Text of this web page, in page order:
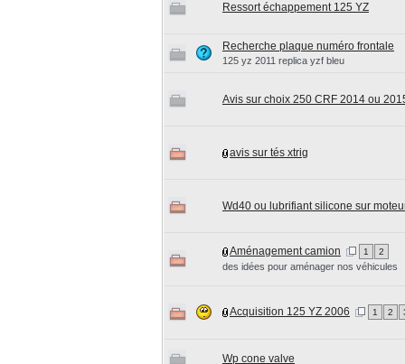
Ressort échappement 125 YZ
Recherche plaque numéro frontale
125 yz 2011 replica yzf bleu
Avis sur choix 250 CRF 2014 ou
avis sur tés xtrig
Wd40 ou lubrifiant silicone sur
Aménagement camion 1 2
des idées pour aménager nos véhicules
Acquisition 125 YZ 2006 1 2
Wp cone valve